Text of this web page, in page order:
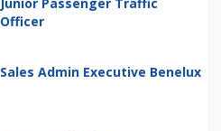
Officer
Sales Admin Executive Benelux